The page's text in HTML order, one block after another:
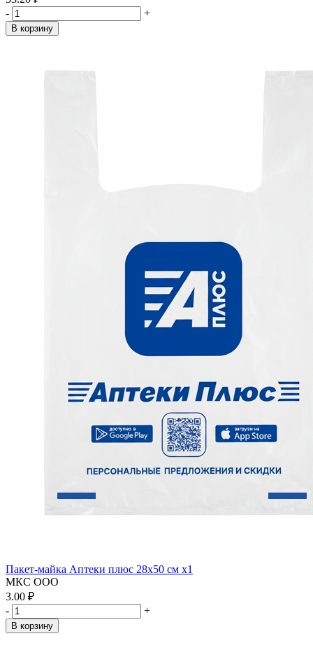
-
+
В корзину
Пакет-майка Аптеки плюс 28х50 см x1
МКС ООО
3.00 ₽
-
+
В корзину